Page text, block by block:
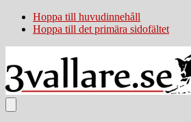
Hoppa till huvudinnehåll
Hoppa till det primära sidofältet